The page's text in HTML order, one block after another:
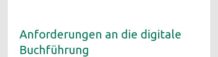
Anforderungen an die digitale
Buchführung